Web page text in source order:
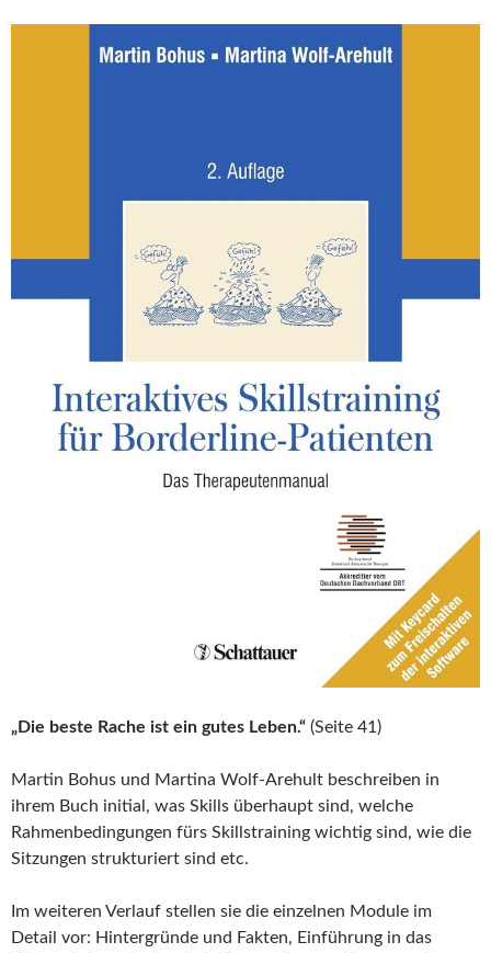
„Die beste Rache ist ein gutes Leben.“ (Seite 41)
Martin Bohus und Martina Wolf-Arehult beschreiben in
ihrem Buch initial, was Skills überhaupt sind, welche
Rahmenbedingungen fürs Skillstraining wichtig sind, wie die
Sitzungen strukturiert sind etc.
Im weiteren Verlauf stellen sie die einzelnen Module im
Detail vor: Hintergründe und Fakten, Einführung in das